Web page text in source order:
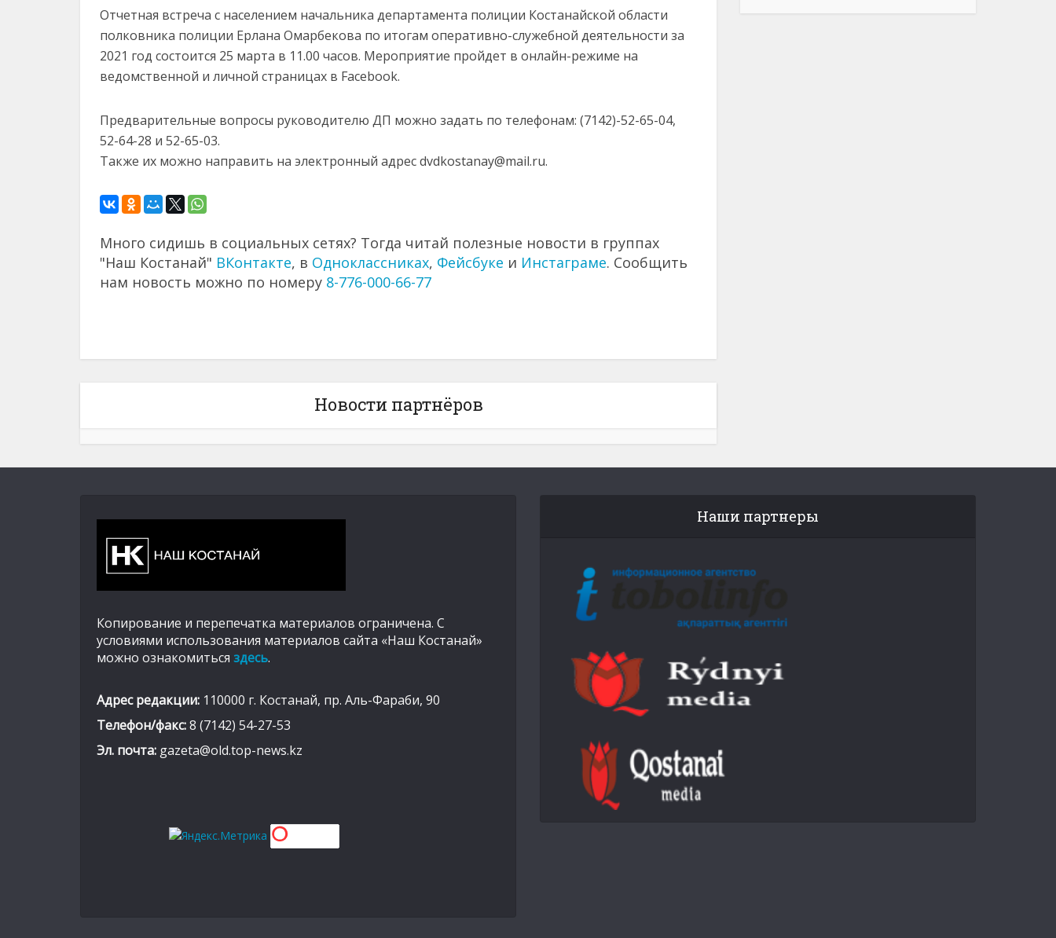
Отчетная встреча с населением начальника департамента полиции Костанайской области
полковника полиции Ерлана Омарбекова по итогам оперативно-служебной деятельности за
2021 год состоится 25 марта в 11.00 часов. Мероприятие пройдет в онлайн-режиме на
ведомственной и личной страницах в Facebook.
Предварительные вопросы руководителю ДП можно задать по телефонам: (7142)-52-65-04,
52-64-28 и 52-65-03.
Также их можно направить на электронный адрес dvdkostanay@mail.ru.
Много сидишь в социальных сетях? Тогда читай полезные новости в группах
"Наш Костанай" ВКонтакте, в Одноклассниках, Фейсбуке и Инстаграме. Сообщить
нам новость можно по номеру 8-776-000-66-77
Новости партнёров
Копирование и перепечатка материалов ограничена. С
условиями использования материалов сайта «Наш Костанай»
можно ознакомиться здесь.
Адрес редакции: 110000 г. Костанай, пр. Аль-Фараби, 90
Телефон/факс:8 (7142) 54-27-53
Эл. почта: gazeta@old.top-news.kz
Наши партнеры